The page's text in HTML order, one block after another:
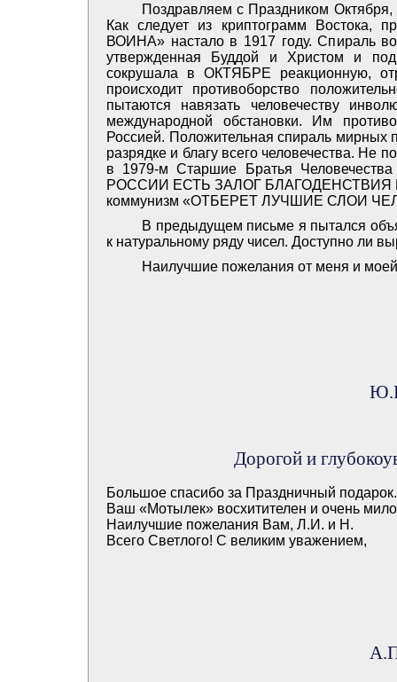
Поздравляем с Праздником Октября,
Как следует из криптограмм
ВОИНА» настало в 1917 году. Спираль
утвержденная Буддой и Христом и
сокрушала в ОКТЯБРЕ реакционную,
происходит противоборство
пытаются навязать человечеству
международной обстановки. Им
Россией. Положительная спираль мирных
разрядке и благу всего человечества. Не
в 1979-м Старшие Братья
РОССИИ ЕСТЬ ЗАЛОГ БЛАГОДЕНСТВИЯ И
коммунизм «ОТБЕРЕТ ЛУЧШИЕ СЛОИ
В предыдущем письме я пытался
к натуральному ряду чисел. Доступно ли
Наилучшие пожелания от меня и
Дорогой и
Большое спасибо за Праздничный подарок.
Ваш «Мотылек» восхитителен и очень
Наилучшие пожелания Вам, Л.И. и Н.
Всего Светлого! С великим уважением,